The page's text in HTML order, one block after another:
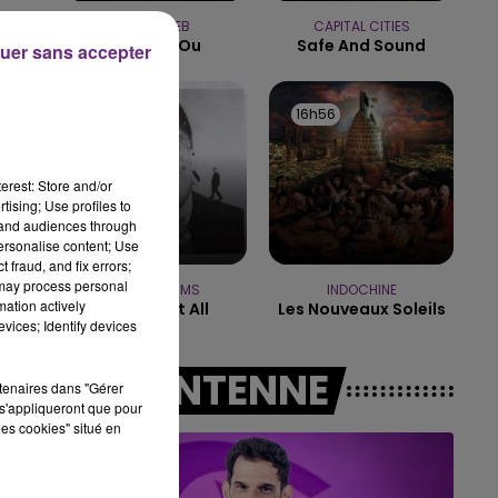
LE WEEK-END CHAMPAGNE FM
JULIEN LIEB
Dis-Moi Ou
CAPITAL CITIES
Safe And Sound
TEDDY SWIMS
Mr Know It All
16h56
16h56
INDOCHINE
Les Nouveaux Soleils
A L'ANTENNE
Store and/or
Use profiles to
audiences through
content; Use
fraud, and fix errors;
process personal
actively
Identify devices
dans "Gérer
que pour
cookies" situé en
sans accepter